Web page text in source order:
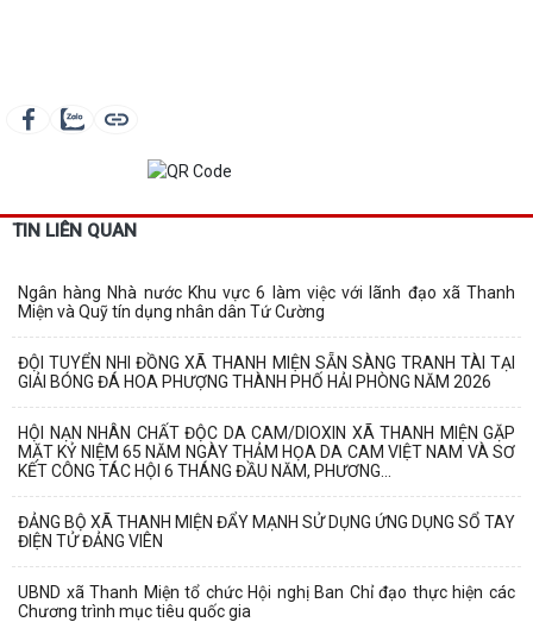
TIN LIÊN QUAN
Ngân hàng Nhà nước Khu vực 6 làm việc với lãnh đạo xã Thanh
Miện và Quỹ tín dụng nhân dân Tứ Cường
ĐỘI TUYỂN NHI ĐỒNG XÃ THANH MIỆN SẴN SÀNG TRANH TÀI TẠI
GIẢI BÓNG ĐÁ HOA PHƯỢNG THÀNH PHỐ HẢI PHÒNG NĂM 2026
HỘI NẠN NHÂN CHẤT ĐỘC DA CAM/DIOXIN XÃ THANH MIỆN GẶP
MẶT KỶ NIỆM 65 NĂM NGÀY THẢM HỌA DA CAM VIỆT NAM VÀ SƠ
KẾT CÔNG TÁC HỘI 6 THÁNG ĐẦU NĂM, PHƯƠNG...
ĐẢNG BỘ XÃ THANH MIỆN ĐẨY MẠNH SỬ DỤNG ỨNG DỤNG SỔ TAY
ĐIỆN TỬ ĐẢNG VIÊN
UBND xã Thanh Miện tổ chức Hội nghị Ban Chỉ đạo thực hiện các
Chương trình mục tiêu quốc gia